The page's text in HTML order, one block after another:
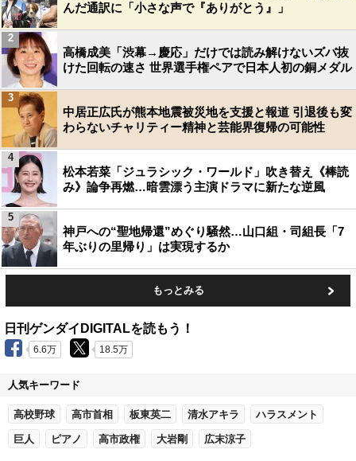
んだ通訳に「小さな声で『ありがとう』」
高橋成美「渋幕→慶応」だけでは読み解けないズバ抜
けた回転の速さ 世界選手権ペアで日本人初の銅メダル
2
中居正広氏が熊本地震被災地を支援と報道 引退後も変
わらないチャリティー精神と芸能界復帰の可能性
3
松本若菜「ジュラシック・ワールド」吹き替え《棒読
み》論争再燃…暗雲漂う主演ドラマに新たな逆風
4
神戸への“聖地帰還”めぐり騒然…山口組・司組長「7
年ぶりの里帰り」は実現するか
5
もっとみる
日刊ゲンダイDIGITALを読もう！
6.6万 18.5万
人気キーワード
高校野球 高市首相 板東英二 清水アキラ ハラスメント
巨人 ピアノ 高市政権 大岩剛 広末涼子